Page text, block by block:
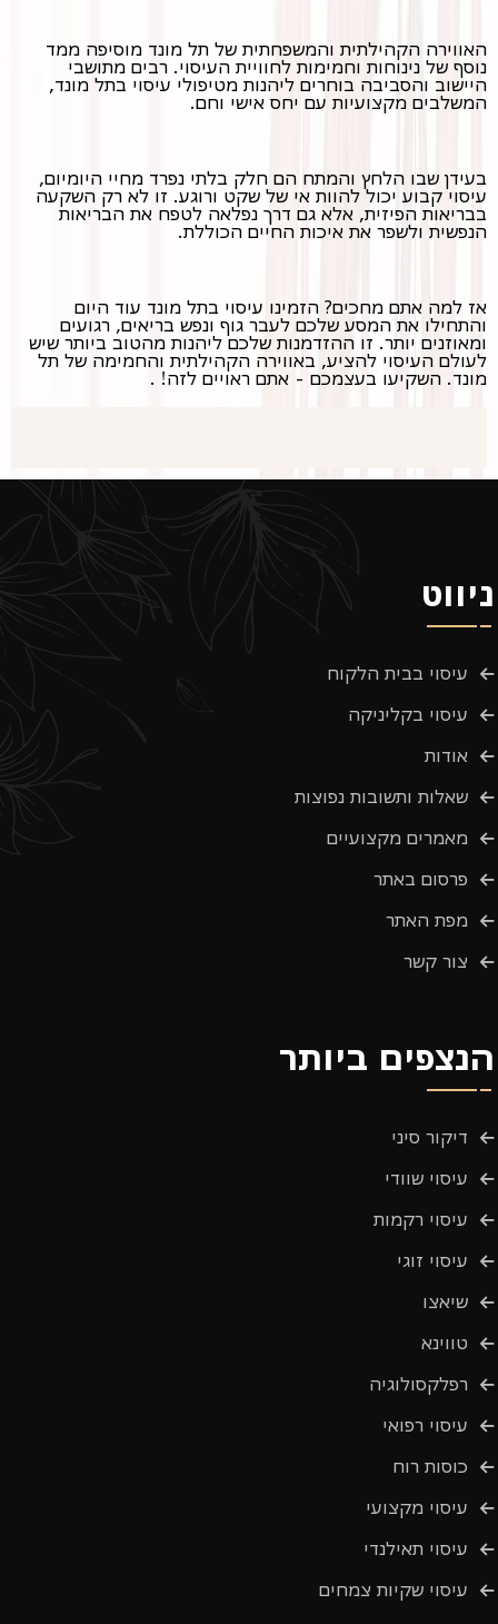
האווירה הקהילתית והמשפחתית של תל מונד מוסיפה ממד
נוסף של נינוחות וחמימות לחוויית העיסוי. רבים מתושבי
היישוב והסביבה בוחרים ליהנות מטיפולי עיסוי בתל מונד,
המשלבים מקצועיות עם יחס אישי וחם.
בעידן שבו הלחץ והמתח הם חלק בלתי נפרד מחיי היומיום,
עיסוי קבוע יכול להוות אי של שקט ורוגע. זו לא רק השקעה
בבריאות הפיזית, אלא גם דרך נפלאה לטפח את הבריאות
הנפשית ולשפר את איכות החיים הכוללת.
אז למה אתם מחכים? הזמינו עיסוי בתל מונד עוד היום
והתחילו את המסע שלכם לעבר גוף ונפש בריאים, רגועים
ומאוזנים יותר. זו ההזדמנות שלכם ליהנות מהטוב ביותר שיש
לעולם העיסוי להציע, באווירה הקהילתית והחמימה של תל
מונד. השקיעו בעצמכם - אתם ראויים לזה! .
ניווט
עיסוי בבית הלקוח
עיסוי בקליניקה
אודות
שאלות ותשובות נפוצות
מאמרים מקצועיים
פרסום באתר
מפת האתר
צור קשר
הנצפים ביותר
דיקור סיני
עיסוי שוודי
עיסוי רקמות
עיסוי זוגי
שיאצו
טווינא
רפלקסולוגיה
עיסוי רפואי
כוסות רוח
עיסוי מקצועי
עיסוי תאילנדי
עיסוי שקיות צמחים